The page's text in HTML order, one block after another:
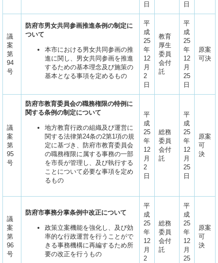
日
日
議
案
第
94
号
防府市男女共同参画推進条例の制定に
ついて
本市における男女共同参画の推
進に関し、男女共同参画を推進
するための基本理念及び施策の
基本となる事項を定めるもの
平
成
25
年
12
月
2
日
教育
厚生
委員
会付
託
平
成
25
年
12
月
25
日
原案
可決
議
案
第
95
号
防府市教育委員会の職務権限の特例に
関する条例の制定について
地方教育行政の組織及び運営に
関する法律第24条の2第1項の規
定に基づき、防府市教育委員会
の職務権限に属する事務の一部
を市長が管理し、及び執行する
ことについて必要な事項を定め
るもの
平
成
25
年
12
月
2
日
総務
委員
会付
託
平
成
25
年
12
月
25
日
原案
可
決
議
案
第
96
号
防府市事務分掌条例中改正について
政策立案機能を強化し、及び効
率的な行政運営を行うことがで
きる事務機構に再編するため所
要の改正を行うもの
平
成
25
年
12
月
2
総務
委員
会付
託
平
成
25
年
12
月
25
原案
可
決